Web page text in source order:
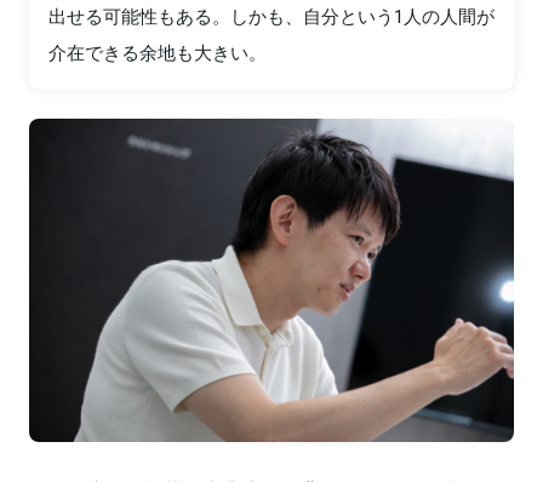
出せる可能性もある。しかも、自分という1人の人間が
介在できる余地も大きい。